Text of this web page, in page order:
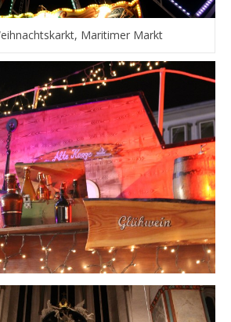
Maritimer Markt